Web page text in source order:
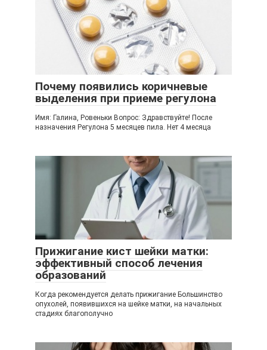
Почему появились коричневые
выделения при приеме регулона
Имя: Галина, Ровеньки Вопрос: Здравствуйте! После
назначения Регулона 5 месяцев пила. Нет 4 месяца
Прижигание кист шейки матки:
эффективный способ лечения
образований
Когда рекомендуется делать прижигание Большинство
опухолей, появившихся на шейке матки, на начальных
стадиях благополучно